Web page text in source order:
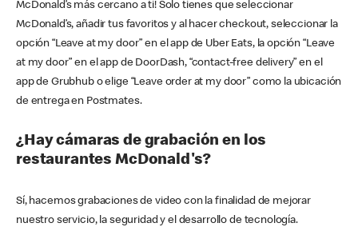
McDonald’s más cercano a ti! Solo tienes que seleccionar
McDonald’s, añadir tus favoritos y al hacer checkout, seleccionar la
opción “Leave at my door” en el app de Uber Eats, la opción “Leave
at my door” en el app de DoorDash, “contact-free delivery” en el
app de Grubhub o elige “Leave order at my door” como la ubicación
de entrega en Postmates.
¿Hay cámaras de grabación en los
restaurantes McDonald's?
Sí, hacemos grabaciones de video con la finalidad de mejorar
nuestro servicio, la seguridad y el desarrollo de tecnología.